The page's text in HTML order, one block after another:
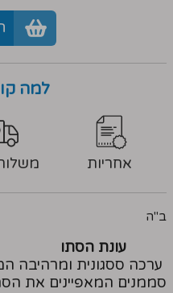
למה
אחריות
ב"ה
עונת הסתו
ערכה ססגונית ומרהיבה
סממנים המאפיינים את